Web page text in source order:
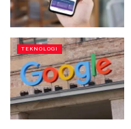
TEKNOLOGI